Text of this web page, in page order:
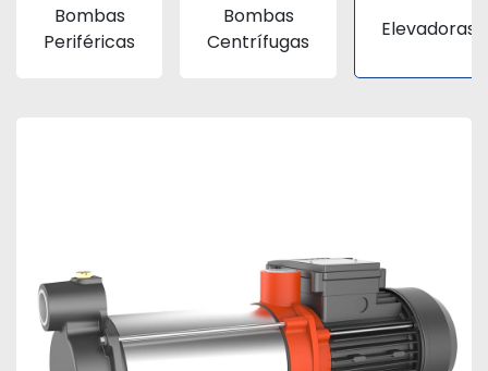
Bombas
Periféricas
Bombas
Centrífugas
Elevadoras